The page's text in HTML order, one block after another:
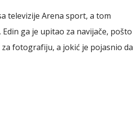
televizije Arena sport, a tom
ga je upitao za navijače, pošto
fotografiju, a jokić je pojasnio da